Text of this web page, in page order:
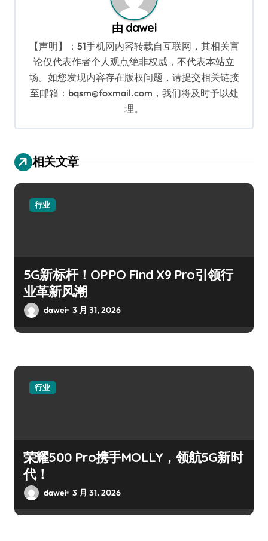
由 dawei
【声明】：51手机网内容转载自互联网，其相关言
论仅代表作者个人观点绝非权威，不代表本站立
场。如您发现内容存在版权问题，请提交相关链接
至邮箱：bqsm@foxmail.com，我们将及时予以处
理。
相关文章
行业
5G新标杆！OPPO Find X9 Pro引领行
业革新风潮
dawei 3 月 31, 2026
行业
荣耀500 Pro携手MOLLY，领航5G新时
代！
dawei 3 月 31, 2026